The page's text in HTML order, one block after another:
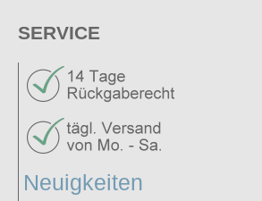
SERVICE
Neuigkeiten